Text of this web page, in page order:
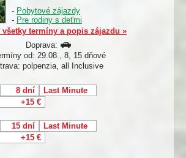
- Pobytové zájazdy
- Pre rodiny s deťmi
termíny a popis zájazdu »
Doprava:
od: 29.08., 8, 15 dňové
polpenzia, all Inclusive
8 dní
Last Minute
+15 €
15 dní
Last Minute
+15 €